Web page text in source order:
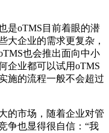
是oTMS目前着眼的潜
大企业的需求更复杂，
也会推出面向中小
企业都可以试用oTMS
施的流程一般不会超过
的市场，随着企业对管
争也显得很自信：“我